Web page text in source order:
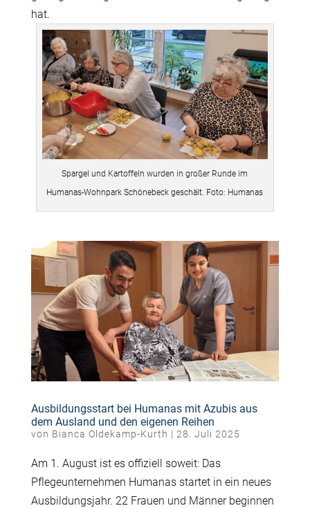
hat.
Spargel und Kartoffeln wurden in großer Runde im
Humanas-Wohnpark Schönebeck geschält. Foto: Humanas
Ausbildungsstart bei Humanas mit Azubis aus
dem Ausland und den eigenen Reihen
von Bianca Oldekamp-Kurth | 28. Juli 2025
Am 1. August ist es offiziell soweit: Das
Pflegeunternehmen Humanas startet in ein neues
Ausbildungsjahr. 22 Frauen und Männer beginnen